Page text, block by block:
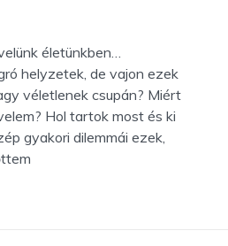
életünkben…
helyzetek, de vajon ezek
véletlenek csupán? Miért
Hol tartok most és ki
gyakori dilemmái ezek,